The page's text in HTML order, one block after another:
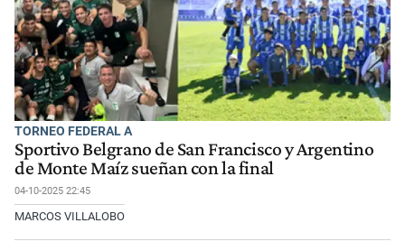
TORNEO FEDERAL A
Sportivo Belgrano de San Francisco y Argentino
de Monte Maíz sueñan con la final
04-10-2025 22:45
MARCOS VILLALOBO